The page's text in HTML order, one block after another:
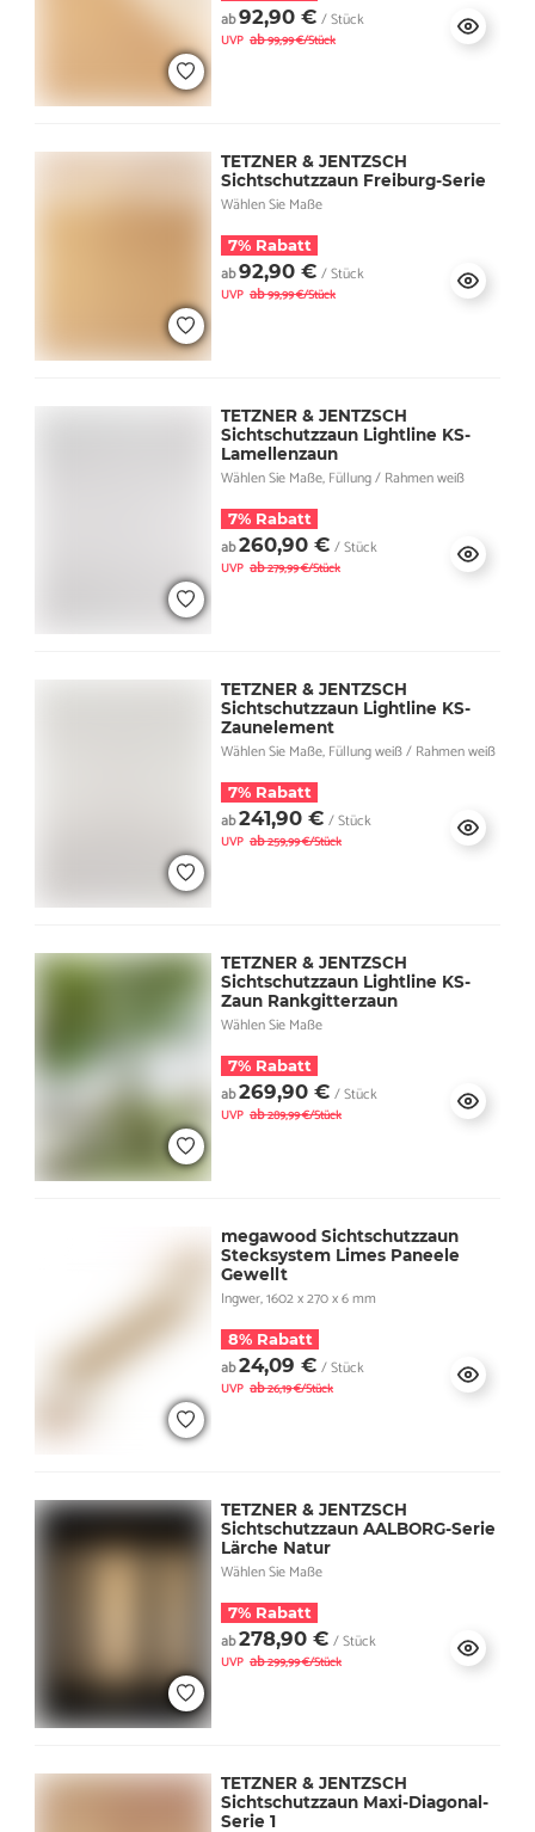
ab92,90 € / Stück
UVP ab99,99 €/Stück
TETZNER & JENTZSCH
Sichtschutzzaun Freiburg-Serie
Wählen Sie Maße
7% Rabatt
ab92,90 € / Stück
UVP ab99,99 €/Stück
TETZNER & JENTZSCH
Sichtschutzzaun Lightline KS-
Lamellenzaun
Wählen Sie Maße, Füllung / Rahmen weiß
7% Rabatt
ab260,90 € / Stück
UVP ab279,99 €/Stück
TETZNER & JENTZSCH
Sichtschutzzaun Lightline KS-
Zaunelement
Wählen Sie Maße, Füllung weiß / Rahmen weiß
7% Rabatt
ab241,90 € / Stück
UVP ab259,99 €/Stück
TETZNER & JENTZSCH
Sichtschutzzaun Lightline KS-
Zaun Rankgitterzaun
Wählen Sie Maße
7% Rabatt
ab269,90 € / Stück
UVP ab289,99 €/Stück
megawood Sichtschutzzaun
Stecksystem Limes Paneele
Gewellt
Ingwer, 1602 x 270 x 6 mm
8% Rabatt
ab24,09 € / Stück
UVP ab26,19 €/Stück
TETZNER & JENTZSCH
Sichtschutzzaun AALBORG-Serie
Lärche Natur
Wählen Sie Maße
7% Rabatt
ab278,90 € / Stück
UVP ab299,99 €/Stück
TETZNER & JENTZSCH
Sichtschutzzaun Maxi-Diagonal-
Serie 1